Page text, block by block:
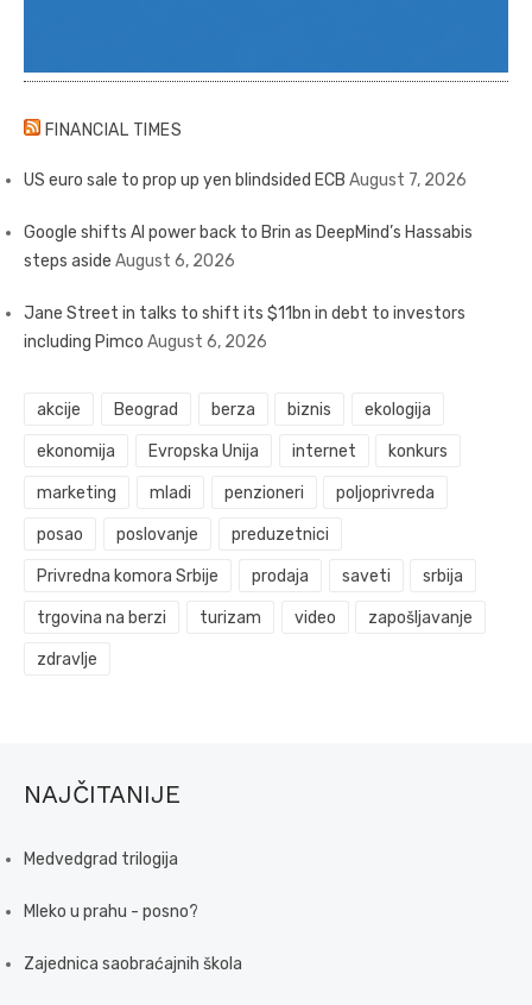
FINANCIAL TIMES
US euro sale to prop up yen blindsided ECB August 7, 2026
Google shifts AI power back to Brin as DeepMind’s Hassabis
steps aside August 6, 2026
Jane Street in talks to shift its $11bn in debt to investors
including Pimco August 6, 2026
akcije Beograd berza biznis ekologija
ekonomija Evropska Unija internet konkurs
marketing mladi penzioneri poljoprivreda
posao poslovanje preduzetnici
Privredna komora Srbije prodaja saveti srbija
trgovina na berzi turizam video zapošljavanje
zdravlje
NAJČITANIJE
Medvedgrad trilogija
Mleko u prahu - posno?
Zajednica saobraćajnih škola